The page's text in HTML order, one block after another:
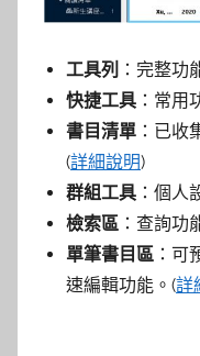
工具列 ：完整功
快捷工具 ：常用
書目清單 ：已收
(詳細說明)
群組工具 ：個人
檢索區 ：查詢功
單筆書目區 ：可
速編輯功能。(詳